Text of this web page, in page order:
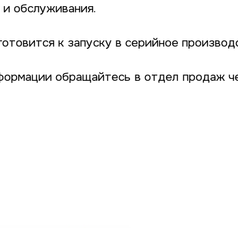
обслуживания.
к запуску в серийное
обращайтесь в отдел продаж